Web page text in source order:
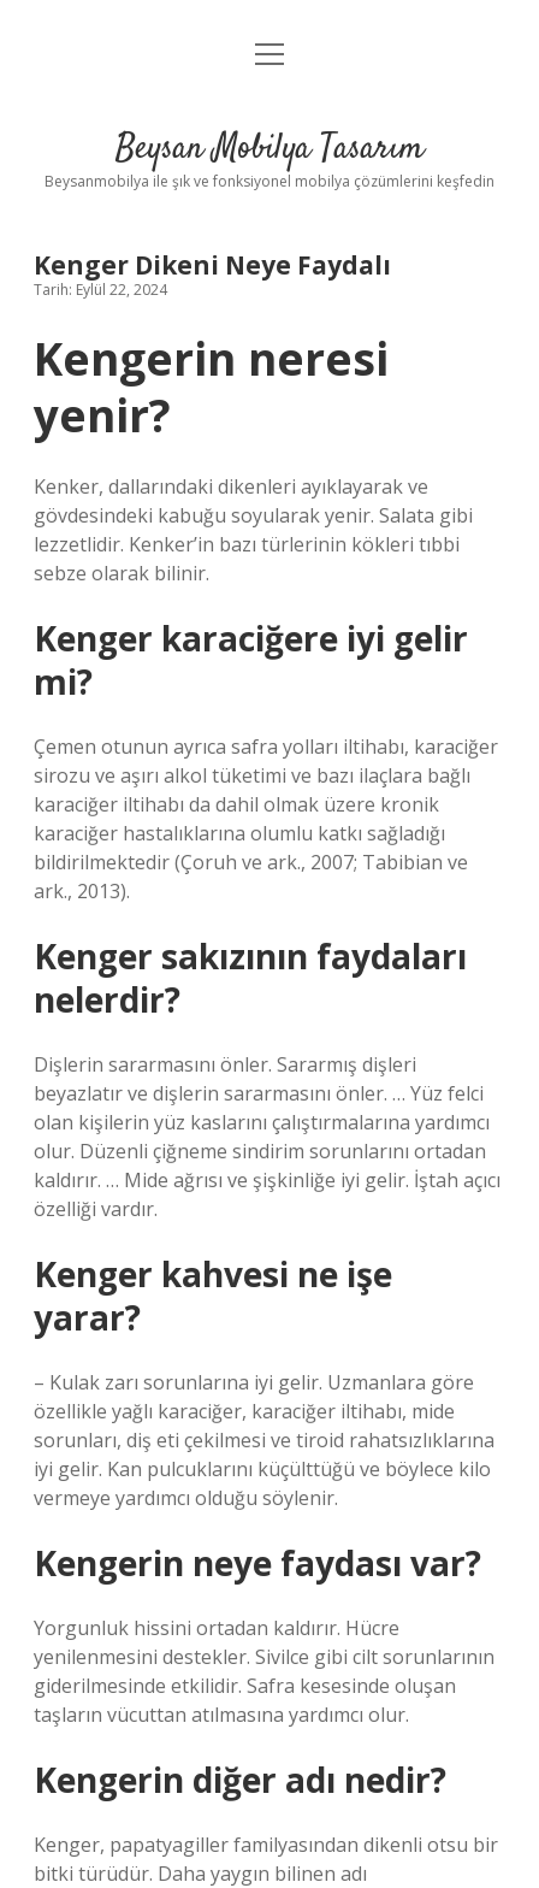
Anasayfa
Yasal Uyarı
menüyü
Beysan Mobilya Tasarım
Beysanmobilya ile şık ve fonksiyonel mobilya çözümlerini keşfedin
Kenger Dikeni Neye Faydalı
Tarih: Eylül 22, 2024
Kengerin neresi
yenir?
Kenker, dallarındaki dikenleri ayıklayarak ve
gövdesindeki kabuğu soyularak yenir. Salata gibi
lezzetlidir. Kenker’in bazı türlerinin kökleri tıbbi
sebze olarak bilinir.
Kenger karaciğere iyi gelir
mi?
Çemen otunun ayrıca safra yolları iltihabı, karaciğer
sirozu ve aşırı alkol tüketimi ve bazı ilaçlara bağlı
karaciğer iltihabı da dahil olmak üzere kronik
karaciğer hastalıklarına olumlu katkı sağladığı
bildirilmektedir (Çoruh ve ark., 2007; Tabibian ve
ark., 2013).
Kenger sakızının faydaları
nelerdir?
Dişlerin sararmasını önler. Sararmış dişleri
beyazlatır ve dişlerin sararmasını önler. … Yüz felci
olan kişilerin yüz kaslarını çalıştırmalarına yardımcı
olur. Düzenli çiğneme sindirim sorunlarını ortadan
kaldırır. … Mide ağrısı ve şişkinliğe iyi gelir. İştah açıcı
özelliği vardır.
Kenger kahvesi ne işe
yarar?
– Kulak zarı sorunlarına iyi gelir. Uzmanlara göre
özellikle yağlı karaciğer, karaciğer iltihabı, mide
sorunları, diş eti çekilmesi ve tiroid rahatsızlıklarına
iyi gelir. Kan pulcuklarını küçülttüğü ve böylece kilo
vermeye yardımcı olduğu söylenir.
Kengerin neye faydası var?
Yorgunluk hissini ortadan kaldırır. Hücre
yenilenmesini destekler. Sivilce gibi cilt sorunlarının
giderilmesinde etkilidir. Safra kesesinde oluşan
taşların vücuttan atılmasına yardımcı olur.
Kengerin diğer adı nedir?
Kenger, papatyagiller familyasından dikenli otsu bir
bitki türüdür. Daha yaygın bilinen adı